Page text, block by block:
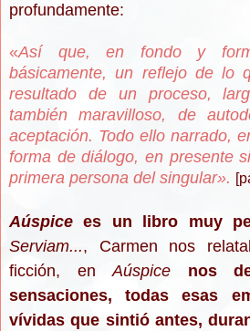
profundamente:
«Así que, en fondo y
básicamente, un reflejo de lo
resultado de un proceso,
también maravilloso, de
aceptación. Todo ello narrado,
forma de diálogo, en presente
primera persona del singular».
Aúspice es un libro muy
Serviam..., Carmen nos
ficción, enAúspice nos
sensaciones, todas esas
vívidas que sintió antes,